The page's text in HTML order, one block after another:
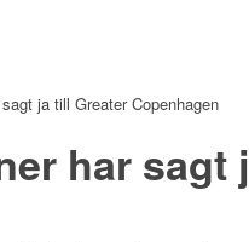
ja till Greater Copenhagen
har